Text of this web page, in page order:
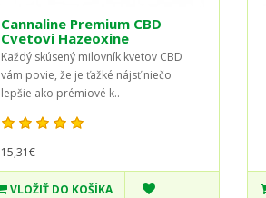
Cannaline Premium CBD
Cvetovi Hazeoxine
Každý skúsený milovník kvetov CBD
vám povie, že je ťažké nájsť niečo
lepšie ako prémiové k..
15,31€
VLOŽIŤ DO KOŠÍKA